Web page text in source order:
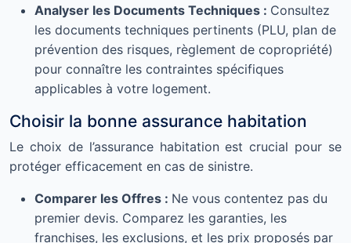
Analyser les Documents Techniques : Consultez
les documents techniques pertinents (PLU, plan de
prévention des risques, règlement de copropriété)
pour connaître les contraintes spécifiques
applicables à votre logement.
Choisir la bonne assurance habitation
Le choix de l’assurance habitation est crucial pour se
protéger efficacement en cas de sinistre.
Comparer les Offres : Ne vous contentez pas du
premier devis. Comparez les garanties, les
franchises, les exclusions, et les prix proposés par